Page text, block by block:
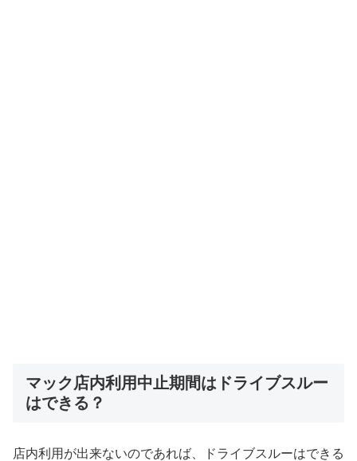
マック店内利用中止期間はドライブスルー
はできる？
店内利用が出来ないのであれば、ドライブスルーはできる